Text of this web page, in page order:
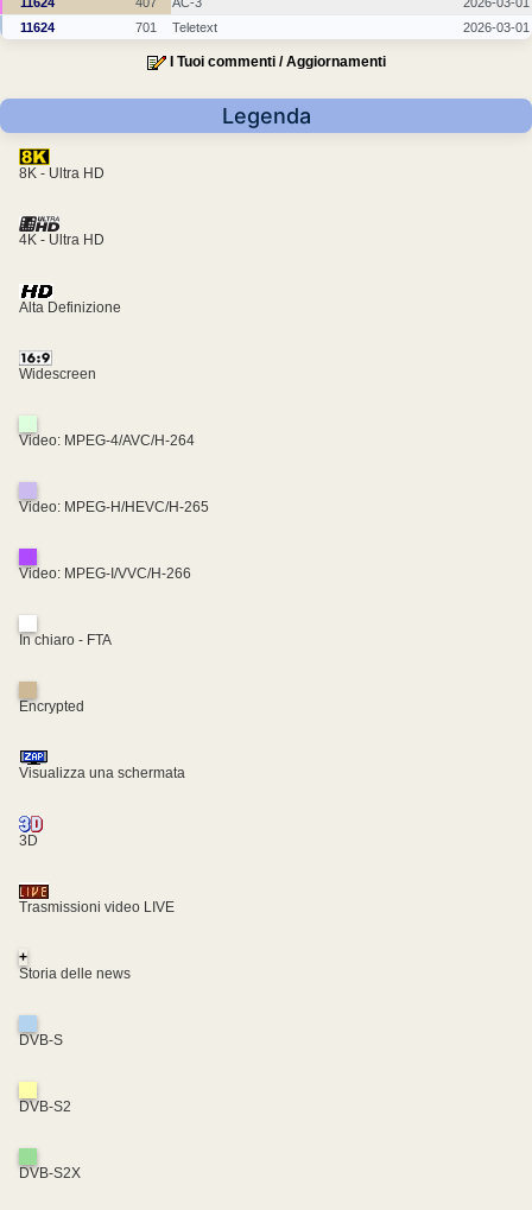
11624
701 Teletext 2026-03-01
I Tuoi commenti / Aggiornamenti
Legenda
8K - Ultra HD
4K - Ultra HD
Alta Definizione
Widescreen
Video: MPEG-4/AVC/H-264
Video: MPEG-H/HEVC/H-265
Video: MPEG-I/VVC/H-266
In chiaro - FTA
Encrypted
Visualizza una schermata
3D
Trasmissioni video LIVE
+
Storia delle news
DVB-S
DVB-S2
DVB-S2X